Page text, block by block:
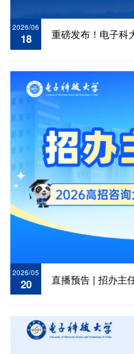
2026/06
18 重磅发布！电子科
2026/05
20 直播预告 | 招办主